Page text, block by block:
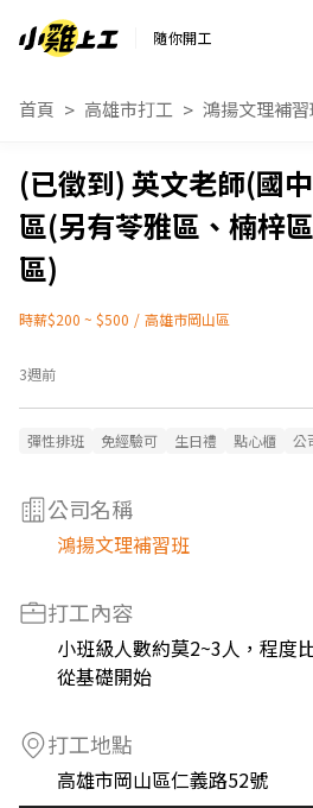
隨你開工
首頁 高雄市打工 鴻揚文理補習
英文老師(國
區(另有苓雅區、楠梓
區)
時薪$200 ~ $500 / 高雄市岡山區
3週前
彈性排班 免經驗可 生日禮 點心櫃 公
公司名稱
鴻揚文理補習班
打工內容
小班級人數約莫2~3人，程度
從基礎開始
打工地點
高雄市岡山區仁義路52號